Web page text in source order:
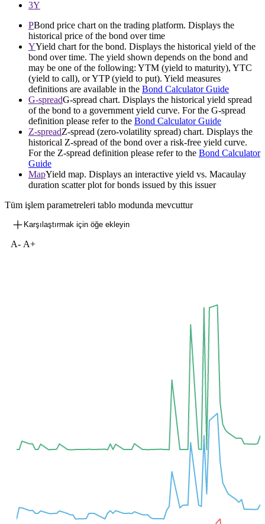
3Y
PBond price chart on the trading platform. Displays the
historical price of the bond over time
YYield chart for the bond. Displays the historical yield of the
bond over time. The yield shown depends on the bond and
may be one of the following: YTM (yield to maturity), YTC
(yield to call), or YTP (yield to put). Yield measures
definitions are available in the Bond Calculator Guide
G-spreadG-spread chart. Displays the historical yield spread
of the bond to a government yield curve. For the G-spread
definition please refer to the Bond Calculator Guide
Z-spreadZ-spread (zero-volatility spread) chart. Displays the
historical Z-spread of the bond over a risk-free yield curve.
For the Z-spread definition please refer to the Bond Calculator
Guide
MapYield map. Displays an interactive yield vs. Macaulay
duration scatter plot for bonds issued by this issuer
Tüm işlem parametreleri tablo modunda mevcuttur
Karşılaştırmak için öğe ekleyin